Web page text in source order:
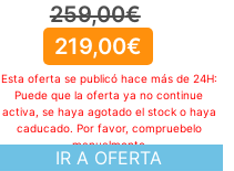
259,00€
219,00€
IR A OFERTA
Esta oferta se publicó hace más de 24H:
Puede que la oferta ya no continue
activa, se haya agotado el stock o haya
caducado. Por favor, compruebelo
manualmente